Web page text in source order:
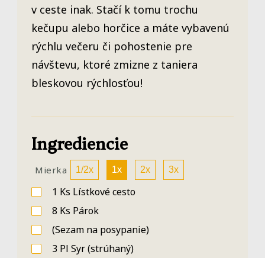
v ceste inak. Stačí k tomu trochu
kečupu alebo horčice a máte vybavenú
rýchlu večeru či pohostenie pre
návštevu, ktoré zmizne z taniera
bleskovou rýchlosťou!
Ingrediencie
Mierka 1/2x 1x 2x 3x
1 Ks Lístkové cesto
8 Ks Párok
(Sezam na posypanie)
3 Pl Syr(strúhaný)